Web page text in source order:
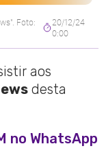
Foto:
20/12/24
0:00
aos
desta
no WhatsApp